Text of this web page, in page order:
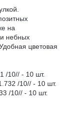
на
небных
цветовая
/10// - 10 шт.
/10// - 10 шт.
/10// - 10 шт.